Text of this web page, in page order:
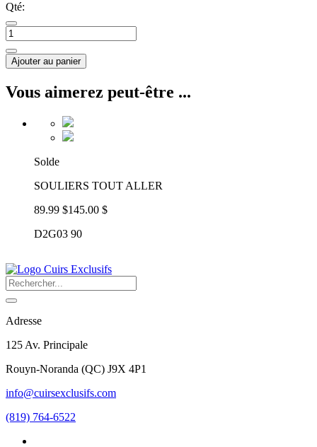
Qté:
Ajouter au panier
Vous aimerez peut-être ...
Solde
SOULIERS TOUT ALLER
89.99 $145.00 $
D2G03 90
Adresse
125 Av. Principale
Rouyn-Noranda (QC) J9X 4P1
info@cuirsexclusifs.com
(819) 764-6522